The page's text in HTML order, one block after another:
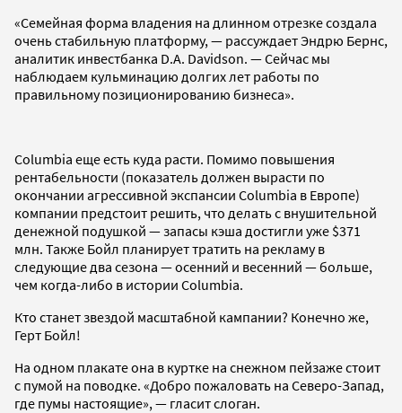
«Семейная форма владения на длинном отрезке создала
очень стабильную платформу, — рассуждает Эндрю Бернс,
аналитик инвестбанка D.A. Davidson. — Сейчас мы
наблюдаем кульминацию долгих лет работы по
правильному позиционированию бизнеса».
Columbia еще есть куда расти. Помимо повышения
рентабельности (показатель должен вырасти по
окончании агрессивной экспансии Columbia в Европе)
компании предстоит решить, что делать с внушительной
денежной подушкой — запасы кэша достигли уже $371
млн. Также Бойл планирует тратить на рекламу в
следующие два сезона — осенний и весенний — больше,
чем когда-либо в истории Columbia.
Кто станет звездой масштабной кампании? Конечно же,
Герт Бойл!
На одном плакате она в куртке на снежном пейзаже стоит
с пумой на поводке. «Добро пожаловать на Северо-Запад,
где пумы настоящие», — гласит слоган.